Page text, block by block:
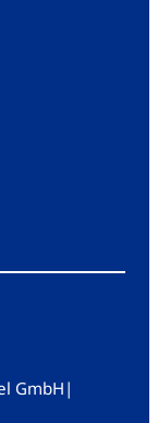
GmbH |